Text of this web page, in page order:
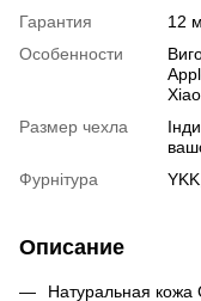
Гарантия
12
Особенности
Размер чехла
Фурнітура
Описание
Натуральная кожа